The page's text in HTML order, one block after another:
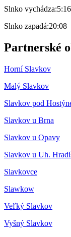
Slnko vychádza:5:16
Slnko zapadá:20:08
Partnerské
Horní Slavkov
Malý Slavkov
Slavkov pod
Slavkov u Brna
Slavkov u Opavy
Slavkov u Uh.
Slavkovce
Slawkow
Veľký Slavkov
Vyšný Slavkov